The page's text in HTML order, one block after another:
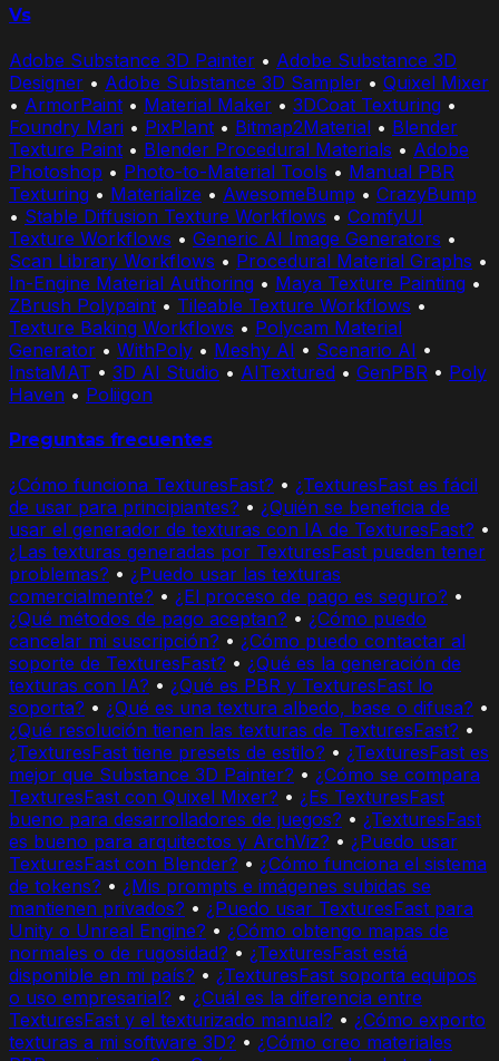
Vs
Adobe Substance 3D Painter • Adobe Substance 3D
Designer • Adobe Substance 3D Sampler • Quixel Mixer
• ArmorPaint • Material Maker • 3DCoat Texturing •
Foundry Mari • PixPlant • Bitmap2Material • Blender
Texture Paint • Blender Procedural Materials • Adobe
Photoshop • Photo-to-Material Tools • Manual PBR
Texturing • Materialize • AwesomeBump • CrazyBump
• Stable Diffusion Texture Workflows • ComfyUI
Texture Workflows • Generic AI Image Generators •
Scan Library Workflows • Procedural Material Graphs •
In-Engine Material Authoring • Maya Texture Painting •
ZBrush Polypaint • Tileable Texture Workflows •
Texture Baking Workflows • Polycam Material
Generator • WithPoly • Meshy AI • Scenario AI •
InstaMAT • 3D AI Studio • AITextured • GenPBR • Poly
Haven • Poliigon
Preguntas frecuentes
¿Cómo funciona TexturesFast? • ¿TexturesFast es fácil
de usar para principiantes? • ¿Quién se beneficia de
usar el generador de texturas con IA de TexturesFast? •
¿Las texturas generadas por TexturesFast pueden tener
problemas? • ¿Puedo usar las texturas
comercialmente? • ¿El proceso de pago es seguro? •
¿Qué métodos de pago aceptan? • ¿Cómo puedo
cancelar mi suscripción? • ¿Cómo puedo contactar al
soporte de TexturesFast? • ¿Qué es la generación de
texturas con IA? • ¿Qué es PBR y TexturesFast lo
soporta? • ¿Qué es una textura albedo, base o difusa? •
¿Qué resolución tienen las texturas de TexturesFast? •
¿TexturesFast tiene presets de estilo? • ¿TexturesFast es
mejor que Substance 3D Painter? • ¿Cómo se compara
TexturesFast con Quixel Mixer? • ¿Es TexturesFast
bueno para desarrolladores de juegos? • ¿TexturesFast
es bueno para arquitectos y ArchViz? • ¿Puedo usar
TexturesFast con Blender? • ¿Cómo funciona el sistema
de tokens? • ¿Mis prompts e imágenes subidas se
mantienen privados? • ¿Puedo usar TexturesFast para
Unity o Unreal Engine? • ¿Cómo obtengo mapas de
normales o de rugosidad? • ¿TexturesFast está
disponible en mi país? • ¿TexturesFast soporta equipos
o uso empresarial? • ¿Cuál es la diferencia entre
TexturesFast y el texturizado manual? • ¿Cómo exporto
texturas a mi software 3D? • ¿Cómo creo materiales